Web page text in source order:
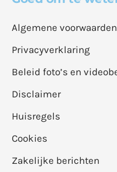
Algemene voorwaarden
Privacyverklaring
Beleid foto’s en
Disclaimer
Huisregels
Cookies
Zakelijke berichten